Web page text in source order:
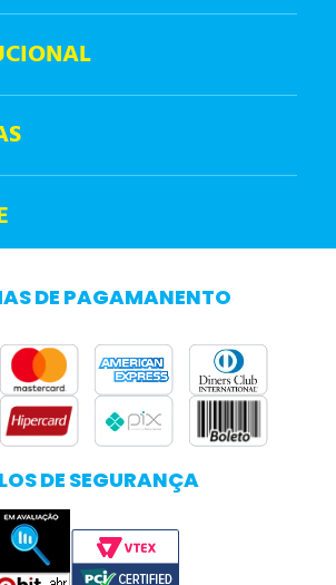
DE PAGAMANENTO
DE SEGURANÇA